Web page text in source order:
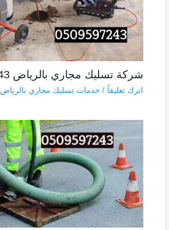
شركة تسليك مجاري بالرياض 0509597243
اترك تعليقاً / خدمات تسليك مجاري بالرياض